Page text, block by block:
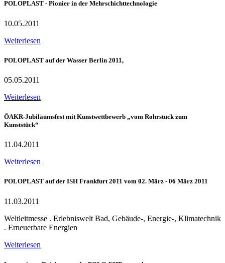
POLOPLAST - Pionier in der Mehrschichttechnologie
10.05.2011
Weiterlesen
POLOPLAST auf der Wasser Berlin 2011,
05.05.2011
Weiterlesen
ÖAKR-Jubiläumsfest mit Kunstwettbewerb „vom Rohrstück zum
Kunststück“
11.04.2011
Weiterlesen
POLOPLAST auf der ISH Frankfurt 2011 vom 02. März - 06 März 2011
11.03.2011
Weltleitmesse . Erlebniswelt Bad, Gebäude-, Energie-, Klimatechnik
. Erneuerbare Energien
Weiterlesen